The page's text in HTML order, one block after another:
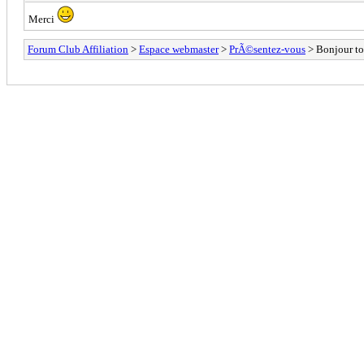
Merci
Forum Club Affiliation > Espace webmaster> PrÃ©sentez-vous > Bonjour